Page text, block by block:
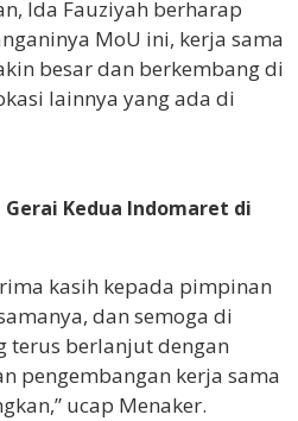
Ida Fauziyah berharap
MoU ini, kerja sama
besar dan berkembang di
lainnya yang ada di
Kedua Indomaret di
kasih kepada pimpinan
dan semoga di
terus berlanjut dengan
pengembangan kerja sama
ucap Menaker.